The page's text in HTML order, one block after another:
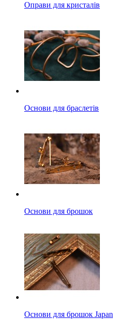
Оправи для кристалів
Основи для браслетів
Основи для брошок
Основи для брошок Japan